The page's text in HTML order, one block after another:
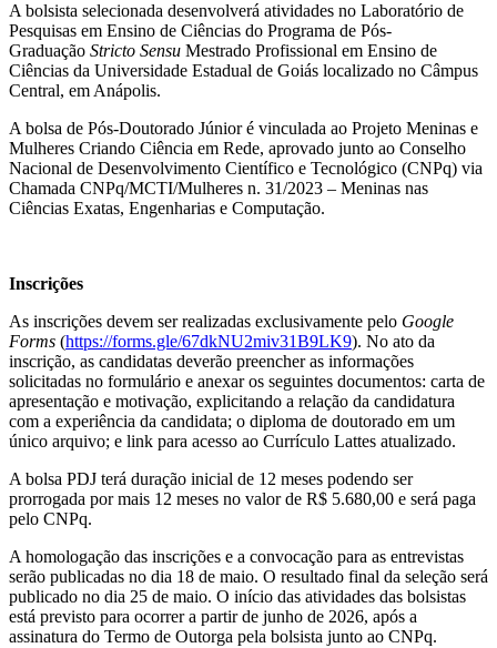
A bolsista selecionada desenvolverá atividades no Laboratório de
Pesquisas em Ensino de Ciências do Programa de Pós-
Graduação Stricto Sensu Mestrado Profissional em Ensino de
Ciências da Universidade Estadual de Goiás localizado no Câmpus
Central, em Anápolis.
A bolsa de Pós-Doutorado Júnior é vinculada ao Projeto Meninas e
Mulheres Criando Ciência em Rede, aprovado junto ao Conselho
Nacional de Desenvolvimento Científico e Tecnológico (CNPq) via
Chamada CNPq/MCTI/Mulheres n. 31/2023 – Meninas nas
Ciências Exatas, Engenharias e Computação.
Inscrições
As inscrições devem ser realizadas exclusivamente pelo Google
Forms (https://forms.gle/67dkNU2miv31B9LK9). No ato da
inscrição, as candidatas deverão preencher as informações
solicitadas no formulário e anexar os seguintes documentos: carta de
apresentação e motivação, explicitando a relação da candidatura
com a experiência da candidata; o diploma de doutorado em um
único arquivo; e link para acesso ao Currículo Lattes atualizado.
A bolsa PDJ terá duração inicial de 12 meses podendo ser
prorrogada por mais 12 meses no valor de R$ 5.680,00 e será paga
pelo CNPq.
A homologação das inscrições e a convocação para as entrevistas
serão publicadas no dia 18 de maio. O resultado final da seleção será
publicado no dia 25 de maio. O início das atividades das bolsistas
está previsto para ocorrer a partir de junho de 2026, após a
assinatura do Termo de Outorga pela bolsista junto ao CNPq.